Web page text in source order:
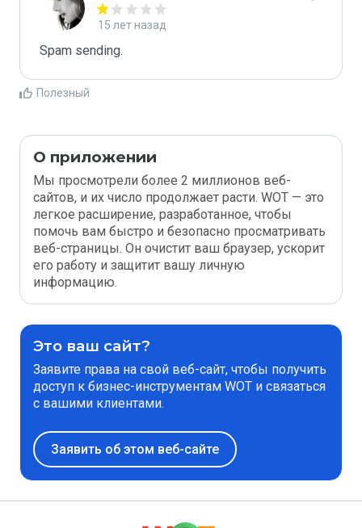
15 лет назад
Spam sending.
Полезный
О приложении
Мы просмотрели более 2 миллионов веб-
сайтов, и их число продолжает расти. WOT — это
легкое расширение, разработанное, чтобы
помочь вам быстро и безопасно просматривать
веб-страницы. Он очистит ваш браузер, ускорит
его работу и защитит вашу личную
информацию.
Это ваш сайт?
Заявите права на свой веб-сайт, чтобы получить
доступ к бизнес-инструментам WOT и связаться
с вашими клиентами.
Заявить об этом веб-сайте